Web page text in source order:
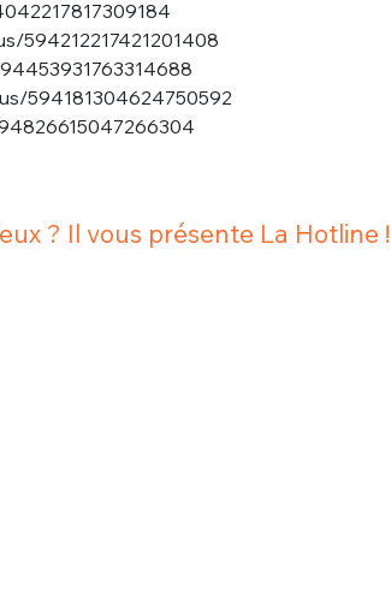
594212217421201408
594181304624750592
? Il vous présente La Hotline !
ME CONNECTER